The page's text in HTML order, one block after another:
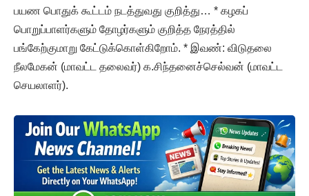
பயண பொதுக் கூட்டம் நடத்துவது குறித்து… * கழகப்
பொறுப்பாளர்களும் தோழர்களும் குறித்த நேரத்தில்
பங்கேற்குமாறு கேட்டுக்கொள்கிறோம். * இவண்: விடுதலை
நீலமேகன் (மாவட்ட தலைவர்) க.சிந்தனைச்செல்வன் (மாவட்ட
செயலாளர்).